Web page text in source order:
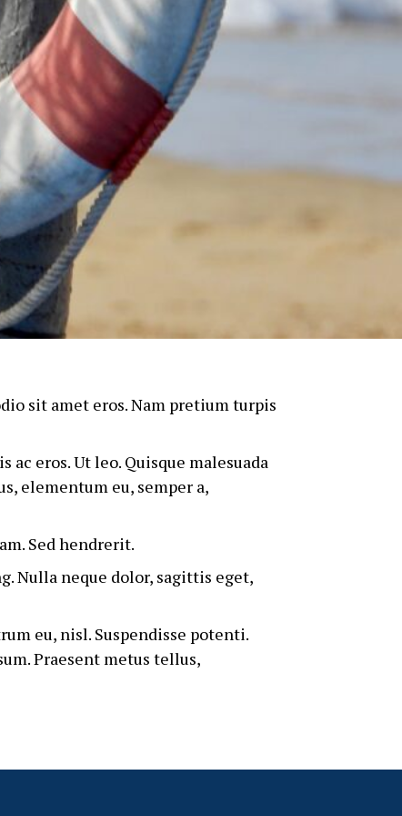
sit amet eros. Nam pretium turpis
eros. Ut leo. Quisque malesuada
elementum eu, semper a,
Sed hendrerit.
Nulla neque dolor, sagittis eget,
eu, nisl. Suspendisse potenti.
Praesent metus tellus,